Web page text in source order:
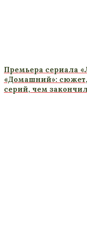
Премьера сериала
«Домашний»:
серий, чем